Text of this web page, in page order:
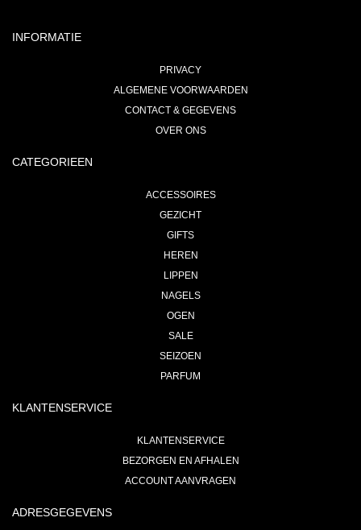
INFORMATIE
PRIVACY
ALGEMENE VOORWAARDEN
CONTACT & GEGEVENS
OVER ONS
CATEGORIEEN
ACCESSOIRES
GEZICHT
GIFTS
HEREN
LIPPEN
NAGELS
OGEN
SALE
SEIZOEN
PARFUM
KLANTENSERVICE
KLANTENSERVICE
BEZORGEN EN AFHALEN
ACCOUNT AANVRAGEN
ADRESGEGEVENS